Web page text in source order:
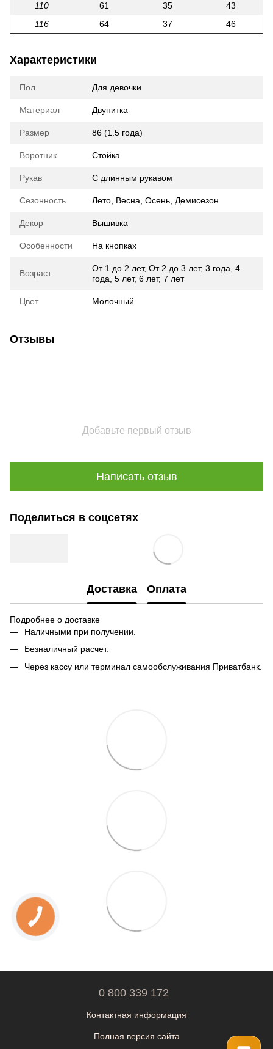
110
61 35
43
116
64 37 46
Характеристики
Пол Для девочки
Материал Двунитка
Размер 86 (1.5 года)
Воротник Стойка
Рукав С длинным рукавом
Сезонность Лето Весна Осень Демисезон
Декор Вышивка
Особенности На кнопках
Возраст От 1 до 2 лет, От 2 до 3 лет, 3 года 4
года 5 лет, 6 лет, 7 лет
Цвет Молочный
Отзывы
Добавьте первый отзыв
Написать отзыв
Поделиться в соцсетях
Доставка Оплата
Подробнее о доставке
Наличными при получении.
Безналичный расчет.
Через кассу или терминал самообслуживания Приватбанк.
0 800 339 172
Контактная информация
Полная версия сайта